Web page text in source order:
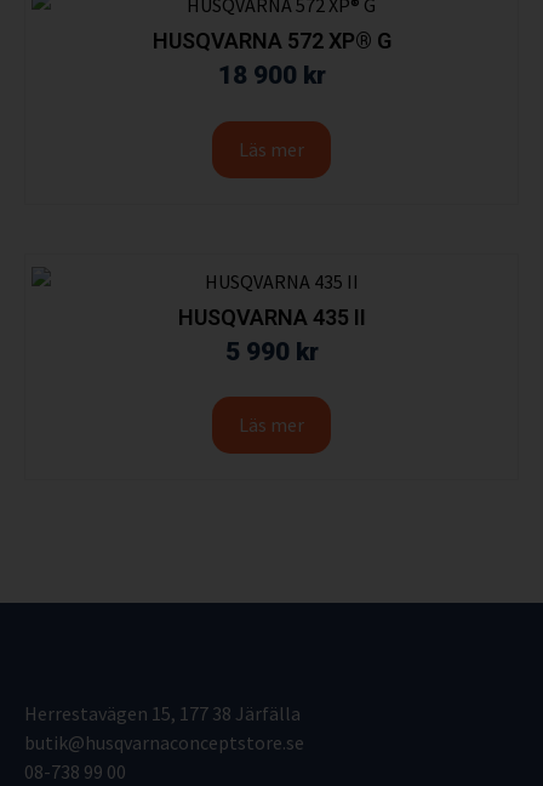
HUSQVARNA 572 XP® G
18 900 kr
Läs mer
HUSQVARNA 435 II
5 990 kr
Läs mer
Herrestavägen 15, 177 38 Järfälla
butik@husqvarnaconceptstore.se
08-738 99 00